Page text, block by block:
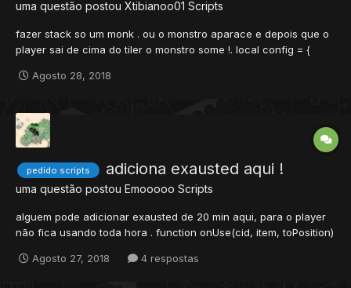
uma questão postou Xtibianoo01 Scripts
fazer stack so um monk . ou o monstro aparace e depois que o
player sai de cima do tiler o monstro some !. local config = {
= 17, z = 6} } function onStepIn(cid, item, position, fromPositi...
Agosto 28, 2018
pedido scripts adiciona exausted aqui !
uma questão postou Emooooo Scripts
alguem pode adicionar exausted de 20 min aqui, para o player
não fica usando toda hora . function onUse(cid, item, toPosition)
getrock1 = getThingfromPos(rock1pos) UniID = 3331 -- UniqueID
Agosto 27, 2018 4 respostas